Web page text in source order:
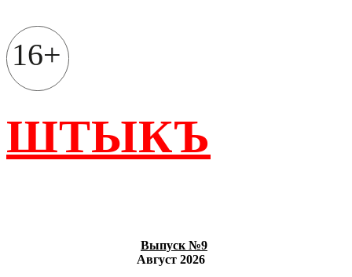
содержимому
16+
ШТЫКЪ
Выпуск №9
Август 2026